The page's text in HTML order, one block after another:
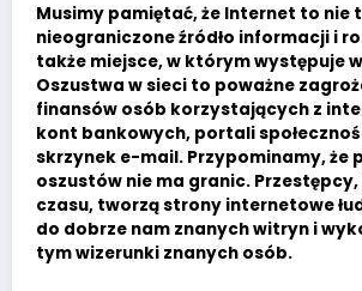
Musimy pamiętać, że Internet to nie
nieograniczone źródło informacji i
także miejsce, w którym występuje
Oszustwa w sieci to poważne
finansów osób korzystających z
kont bankowych, portali
skrzynek e-mail. Przypominamy, że
oszustów nie ma granic.
czasu, tworzą strony internetowe
do dobrze nam znanych witryn i
tym wizerunki znanych osób.